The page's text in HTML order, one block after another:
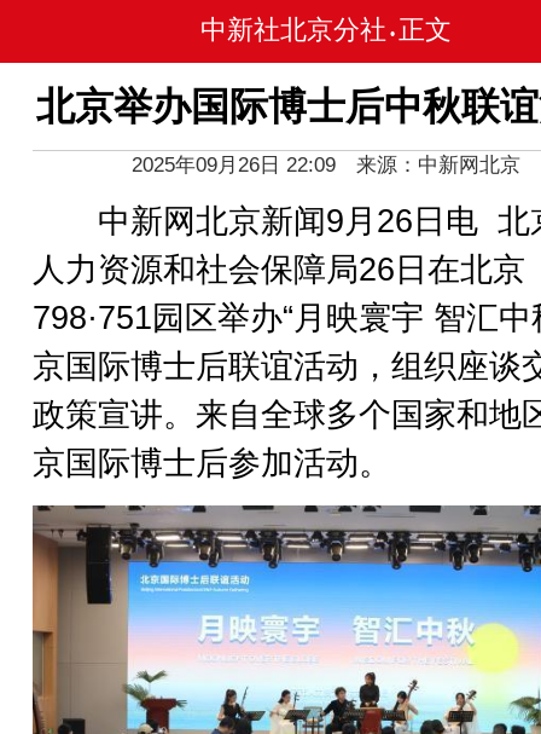
中新社北京分社 • 正文
北京举办国际博士后中秋联
2025年09月26日 22:09 来源：中新网北京
中新网北京新闻9月26日电 北
人力资源和社会保障局26日在北京
798·751园区举办“月映寰宇 智汇中
京国际博士后联谊活动，组织座谈
政策宣讲。来自全球多个国家和地
京国际博士后参加活动。